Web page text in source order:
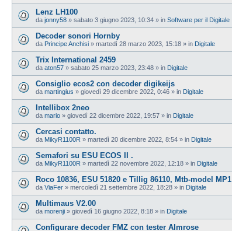
Lenz LH100
da jonny58 » sabato 3 giugno 2023, 10:34 » in Software per il Digitale
Decoder sonori Hornby
da Principe Anchisi » martedì 28 marzo 2023, 15:18 » in Digitale
Trix International 2459
da aton57 » sabato 25 marzo 2023, 23:48 » in Digitale
Consiglio ecos2 con decoder digikeijs
da martingius » giovedì 29 dicembre 2022, 0:46 » in Digitale
Intellibox 2neo
da mario » giovedì 22 dicembre 2022, 19:57 » in Digitale
Cercasi contatto.
da MikyR1100R » martedì 20 dicembre 2022, 8:54 » in Digitale
Semafori su ESU ECOS II .
da MikyR1100R » martedì 22 novembre 2022, 12:18 » in Digitale
Roco 10836, ESU 51820 e Tillig 86110, Mtb-model MP1
da ViaFer » mercoledì 21 settembre 2022, 18:28 » in Digitale
Multimaus V2.00
da morenji » giovedì 16 giugno 2022, 8:18 » in Digitale
Configurare decoder FMZ con tester Almrose